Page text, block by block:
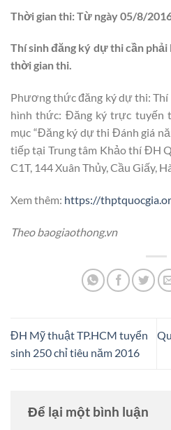
Thời gian thi: Từ ngày 05/8/
Thí sinh đăng ký dự thi cần
thời gian thi.
Phương thức đăng ký dự thi:
hình thức: Đăng ký trực tuyến
mục “Đăng ký dự thi Đánh giá
tiếp tại Trung tâm Khảo thí ĐH
C1T, 144 Xuân Thủy, Cầu Giấy,
Xem thêm: https://
Theo baogiaothong.vn
ĐH Mỹ thuật TP.HCM tuyển
sinh 250 chỉ tiêu năm 2016
Để lại một bình luận